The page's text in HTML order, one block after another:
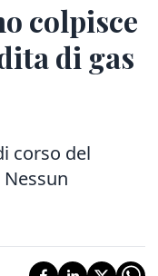
colpisce
di gas
corso del